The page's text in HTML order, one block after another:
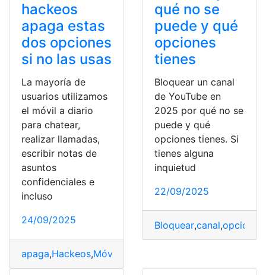
hackeos
apaga estas
dos opciones
si no las usas
La mayoría de
usuarios utilizamos
el móvil a diario
para chatear,
realizar llamadas,
escribir notas de
asuntos
confidenciales e
incluso
24/09/2025
apaga,Hackeos,Móvil
qué no se
puede y qué
opciones
tienes
Bloquear un canal
de YouTube en
2025 por qué no se
puede y qué
opciones tienes. Si
tienes alguna
inquietud
22/09/2025
Bloquear,canal,opciones